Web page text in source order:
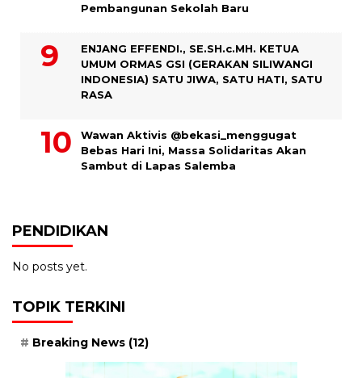
Pembangunan Sekolah Baru
ENJANG EFFENDI., SE.SH.c.MH. KETUA
UMUM ORMAS GSI (GERAKAN SILIWANGI
INDONESIA) SATU JIWA, SATU HATI, SATU
RASA
Wawan Aktivis @bekasi_menggugat
Bebas Hari Ini, Massa Solidaritas Akan
Sambut di Lapas Salemba
PENDIDIKAN
No posts yet.
TOPIK TERKINI
Breaking News (12)